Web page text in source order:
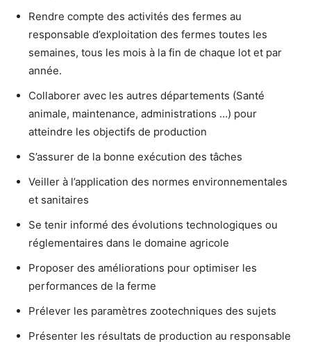
Rendre compte des activités des fermes au
responsable d’exploitation des fermes toutes les
semaines, tous les mois à la fin de chaque lot et par
année.
Collaborer avec les autres départements (Santé
animale, maintenance, administrations …) pour
atteindre les objectifs de production
S’assurer de la bonne exécution des tâches
Veiller à l’application des normes environnementales
et sanitaires
Se tenir informé des évolutions technologiques ou
réglementaires dans le domaine agricole
Proposer des améliorations pour optimiser les
performances de la ferme
Prélever les paramètres zootechniques des sujets
Présenter les résultats de production au responsable